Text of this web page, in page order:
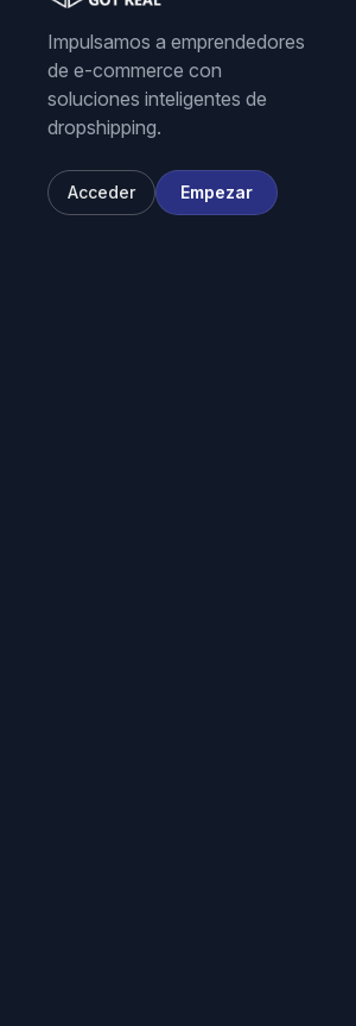
Impulsamos a emprendedores
de e-commerce con
soluciones inteligentes de
dropshipping.
Acceder Empezar